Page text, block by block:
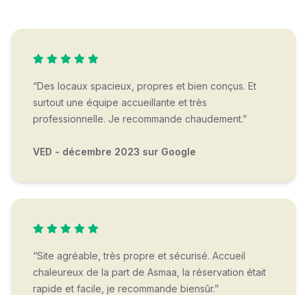
“Des locaux spacieux, propres et bien conçus. Et
surtout une équipe accueillante et très
professionnelle. Je recommande chaudement.”
VED - décembre 2023 sur Google
“Site agréable, très propre et sécurisé. Accueil
chaleureux de la part de Asmaa, la réservation était
rapide et facile, je recommande biensûr.”